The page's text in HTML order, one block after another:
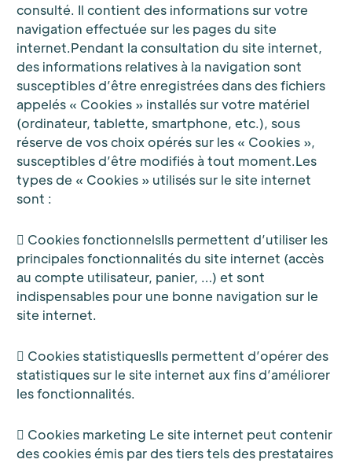
consulté. Il contient des informations sur votre
navigation effectuée sur les pages du site
internet.Pendant la consultation du site internet,
des informations relatives à la navigation sont
susceptibles d’être enregistrées dans des fichiers
appelés « Cookies » installés sur votre matériel
(ordinateur, tablette, smartphone, etc.), sous
réserve de vos choix opérés sur les « Cookies »,
susceptibles d’être modifiés à tout moment.Les
types de « Cookies » utilisés sur le site internet
sont :
 Cookies fonctionnelsIls permettent d’utiliser les
principales fonctionnalités du site internet (accès
au compte utilisateur, panier, …) et sont
indispensables pour une bonne navigation sur le
site internet.
 Cookies statistiquesIls permettent d’opérer des
statistiques sur le site internet aux fins d’améliorer
les fonctionnalités.
 Cookies marketing Le site internet peut contenir
des cookies émis par des tiers tels des prestataires